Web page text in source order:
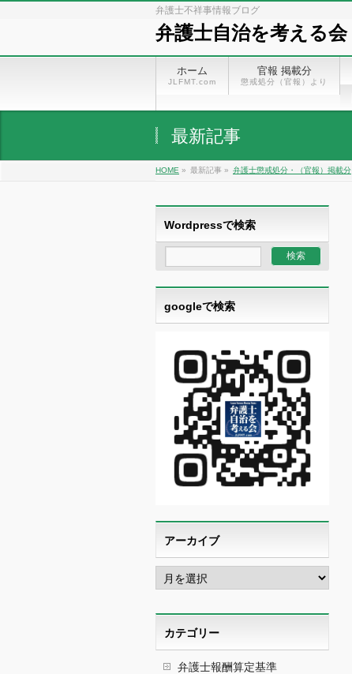
弁護士不祥事情報ブログ
弁護士自治を考える会
ホーム
JLFMT.com
官報 掲載分
懲戒処分（官報）より
最新記事
HOME » 最新記事 » 弁護士懲戒処分・（官報）掲載分
Wordpressで検索
googleで検索
アーカイブ
ア
ー
イ
ブカテゴリー
弁護士報酬算定基準